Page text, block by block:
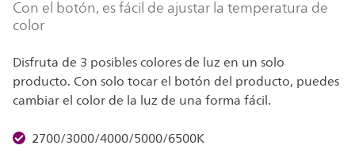
Con el botón, es fácil de ajustar la temperatura de
color
Disfruta de 3 posibles colores de luz en un solo
producto. Con solo tocar el botón del producto, puedes
cambiar el color de la luz de una forma fácil.
2700/3000/4000/5000/6500K